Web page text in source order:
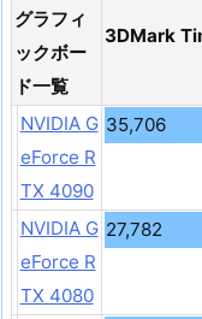
グラフィ
ックボー
ド一覧
3DMark
NVIDIA G
eForce R
TX 4090
35,706
NVIDIA G
eForce R
TX 4080
27,782